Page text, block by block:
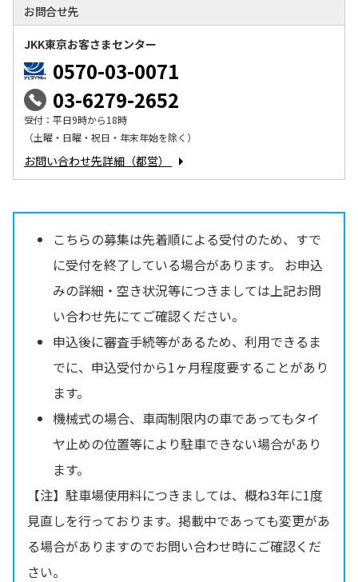
お問合せ先
JKK東京お客さまセンター
0570-03-0071
03-6279-2652
受付：平日9時から18時
（土曜・日曜・祝日・年末年始を除く）
お問い合わせ先詳細（都営）
こちらの募集は先着順による受付のため、すで
に受付を終了している場合があります。 お申込
みの詳細・空き状況等につきましては上記お問
い合わせ先にてご確認ください。
申込後に審査手続等があるため、利用できるま
でに、申込受付から1ヶ月程度要することがあり
ます。
機械式の場合、車両制限内の車であってもタイ
ヤ止めの位置等により駐車できない場合があり
ます。
【注】駐車場使用料につきましては、概ね3年に1度
見直しを行っております。掲載中であっても変更があ
る場合がありますのでお問い合わせ時にご確認くだ
さい。